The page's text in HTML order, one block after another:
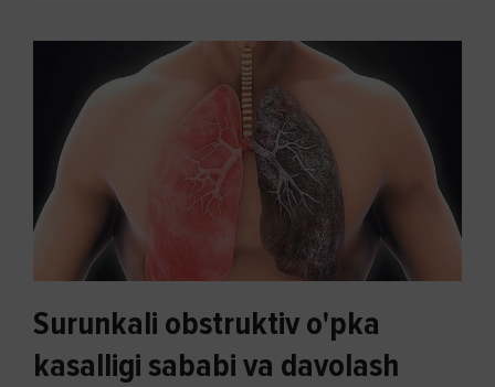
Surunkali obstruktiv o'pka
kasalligi sababi va davolash